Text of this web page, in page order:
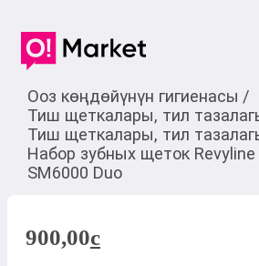
Ооз көңдөйүнүн гигиенасы /
Тиш щеткалары, тил
Тиш щеткалары, тил
Набор зубных щеток Revyline
SM6000 Duo
900,00c